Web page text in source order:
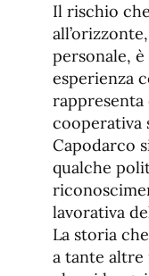
Il rischio
personale,
esperienza
rappresenta
cooperativa
Capodarco
qualche
lavorativa
La storia
a tante altre